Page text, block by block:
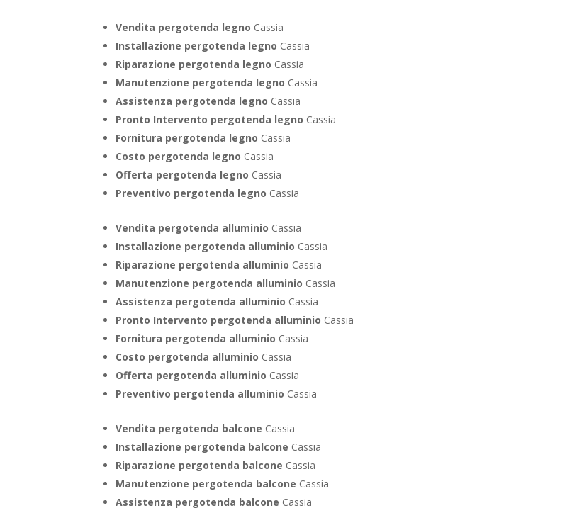
Vendita pergotenda legno Cassia
Installazione pergotenda legno Cassia
Riparazione pergotenda legno Cassia
Manutenzione pergotenda legno Cassia
Assistenza pergotenda legno Cassia
Pronto Intervento pergotenda legno Cassia
Fornitura pergotenda legno Cassia
Costo pergotenda legno Cassia
Offerta pergotenda legno Cassia
Preventivo pergotenda legno Cassia
Vendita pergotenda alluminio Cassia
Installazione pergotenda alluminio Cassia
Riparazione pergotenda alluminio Cassia
Manutenzione pergotenda alluminio Cassia
Assistenza pergotenda alluminio Cassia
Pronto Intervento pergotenda alluminio Cassia
Fornitura pergotenda alluminio Cassia
Costo pergotenda alluminio Cassia
Offerta pergotenda alluminio Cassia
Preventivo pergotenda alluminio Cassia
Vendita pergotenda balcone Cassia
Installazione pergotenda balcone Cassia
Riparazione pergotenda balcone Cassia
Manutenzione pergotenda balcone Cassia
Assistenza pergotenda balcone Cassia